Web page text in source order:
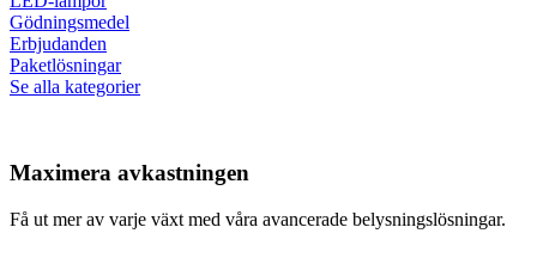
Gödningsmedel
Erbjudanden
Paketlösningar
Se alla kategorier
Maximera avkastningen
Få ut mer av varje växt med våra avancerade belysningslösningar.